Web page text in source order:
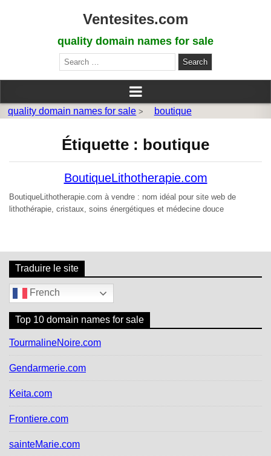
Ventesites.com
quality domain names for sale
Search
for:
quality domain names for sale > boutique
Étiquette : boutique
BoutiqueLithotherapie.com
BoutiqueLithotherapie.com à vendre : nom idéal pour site web de
lithothérapie, cristaux, soins énergétiques et médecine douce
Traduire le site
French
Top 10 domain names for sale
TourmalineNoire.com
Gendarmerie.com
Keita.com
Frontiere.com
sainteMarie.com